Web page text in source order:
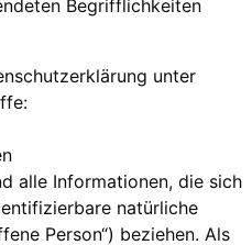
Begrifflichkeiten
unter
alle Informationen, die sich
natürliche
Person“) beziehen. Als